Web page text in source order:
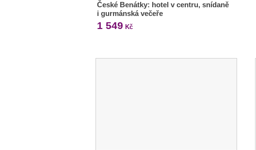
České Benátky: hotel v centru, snídaně
i gurmánská večeře
1 549 Kč